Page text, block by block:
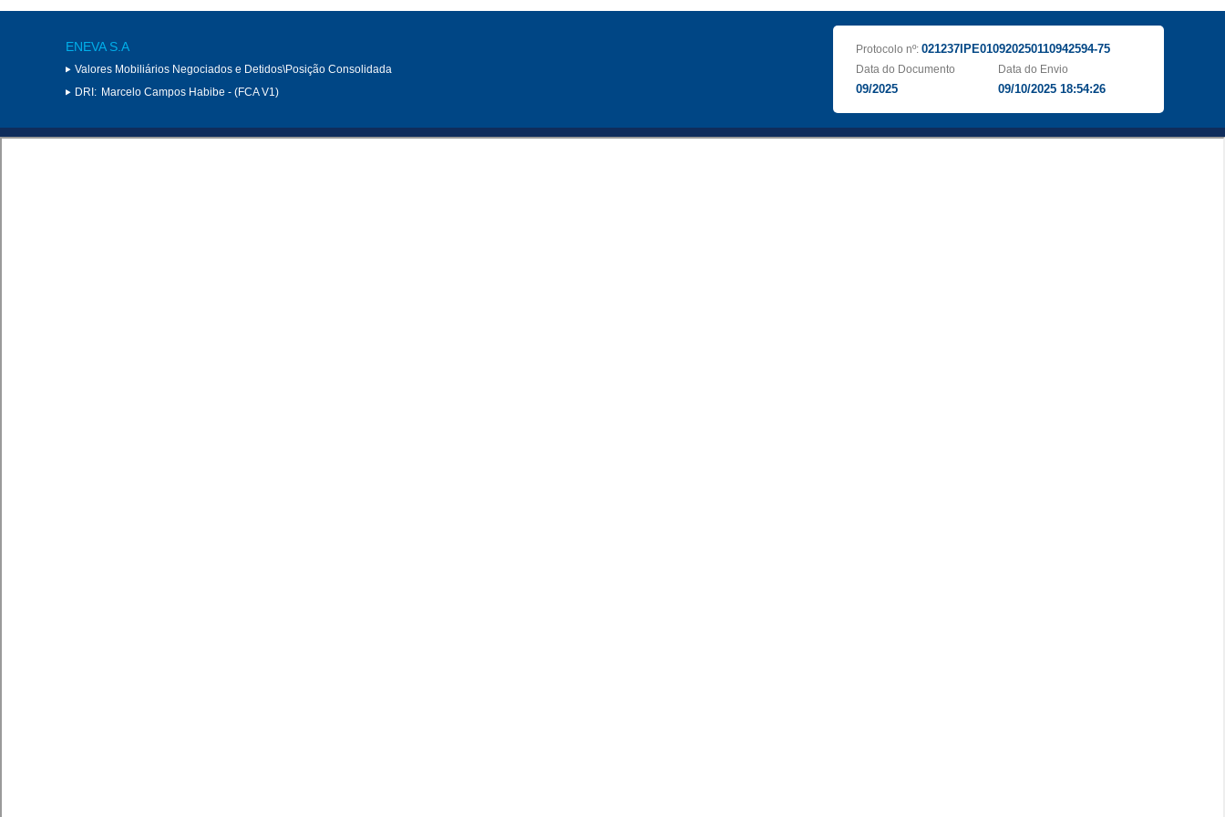
ENEVA S.A
Valores Mobiliários Negociados e Detidos\Posição Consolidada
DRI: Marcelo Campos Habibe - (FCA V1)
Protocolo nº: 021237IPE010920250110942594-75
Data do Documento
09/2025
Data do Envio
09/10/2025 18:54:26